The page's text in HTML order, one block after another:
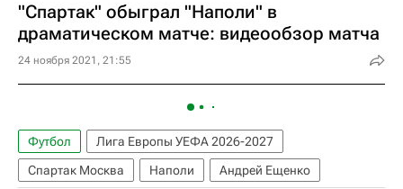
"Спартак" обыграл "Наполи" в
драматическом матче: видеообзор матча
24 ноября 2021, 21:55
Футбол
Лига Европы УЕФА 2026-2027
Спартак Москва
Наполи Андрей Ещенко